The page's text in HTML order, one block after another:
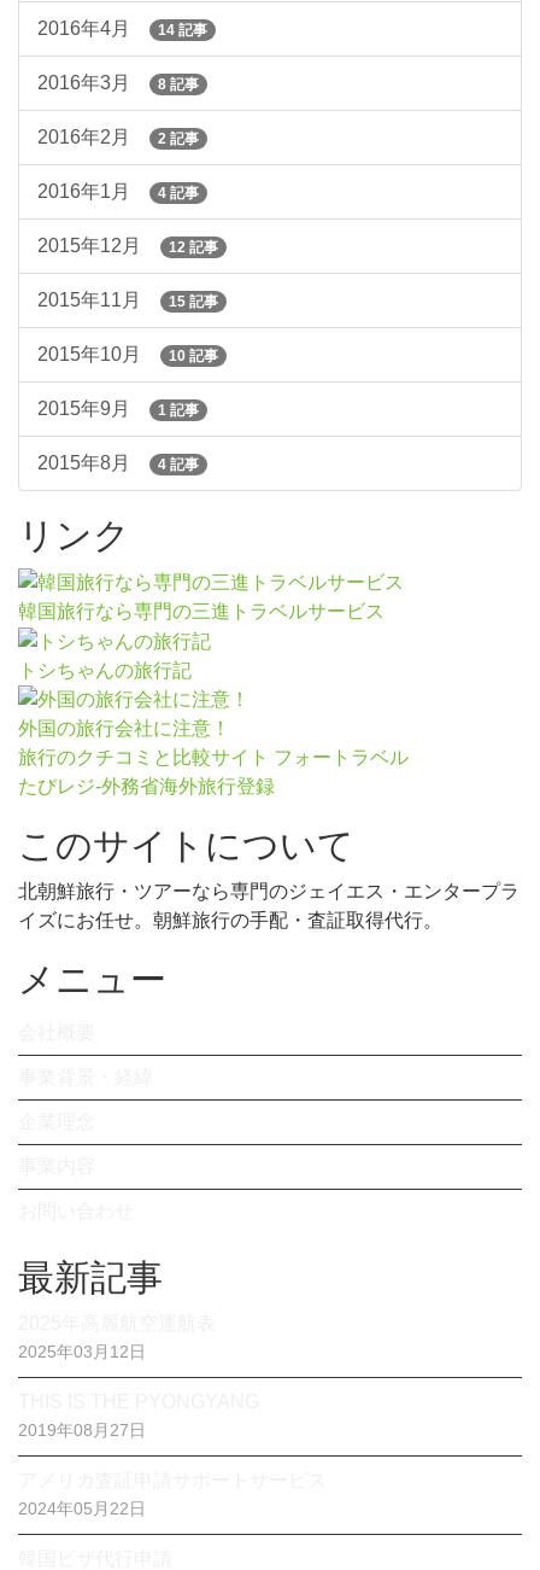
2016年4月 14 記事
2016年3月 8 記事
2016年2月 2 記事
2016年1月 4 記事
2015年12月 12 記事
2015年11月 15 記事
2015年10月 10 記事
2015年9月 1 記事
2015年8月 4 記事
リンク
韓国旅行なら専門の三進トラベルサービス
トシちゃんの旅行記
外国の旅行会社に注意！
旅行のクチコミと比較サイト フォートラベル
たびレジ-外務省海外旅行登録
このサイトについて
北朝鮮旅行・ツアーなら専門のジェイエス・エンタープラ
イズにお任せ。朝鮮旅行の手配・査証取得代行。
メニュー
最新記事
2025年03月12日
2019年08月27日
2024年05月22日